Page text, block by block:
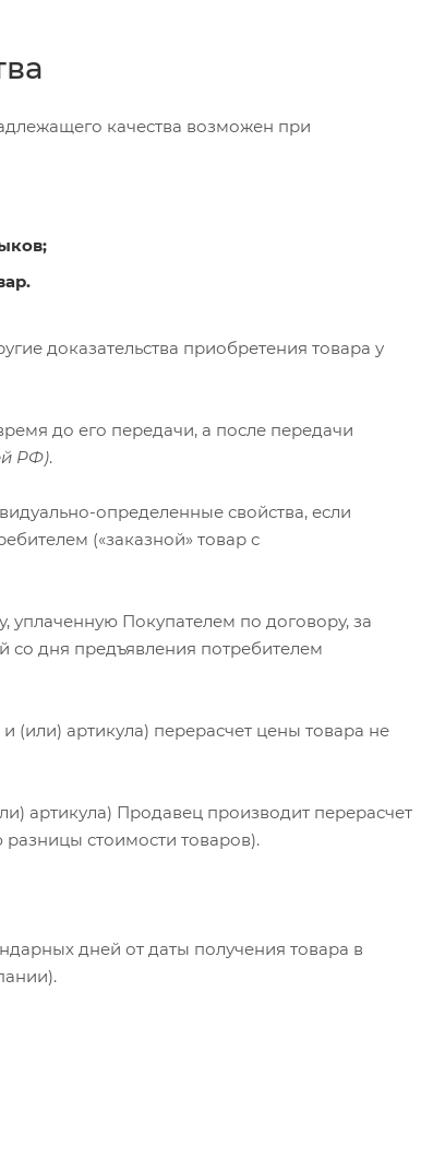
качества возможен при
доказательства приобретения товара у
до его передачи, а после передачи
РФ).
определенные свойства, если
(«заказной» товар с
уплаченную Покупателем по договору, за
со дня предъявления потребителем
(или) артикула) перерасчет цены товара не
артикула) Продавец производит перерасчет
стоимости товаров).
дней от даты получения товара в